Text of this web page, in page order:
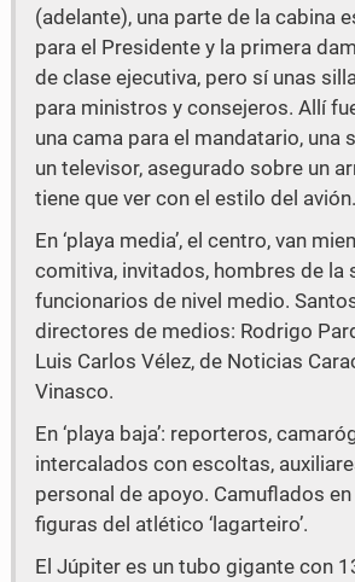
(adelante), una parte de la cabina
para el Presidente y la primera
de clase ejecutiva, pero sí unas
para ministros y consejeros. Allí
una cama para el mandatario, una
un televisor, asegurado sobre un
tiene que ver con el estilo del avión.
En ‘playa media’, el centro, van
comitiva, invitados, hombres de la
funcionarios de nivel medio.
directores de medios: Rodrigo
Luis Carlos Vélez, de Noticias
Vinasco.
En ‘playa baja’: reporteros,
intercalados con escoltas,
personal de apoyo. Camuflados
figuras del atlético ‘lagarteiro’.
El Júpiter es un tubo gigante con